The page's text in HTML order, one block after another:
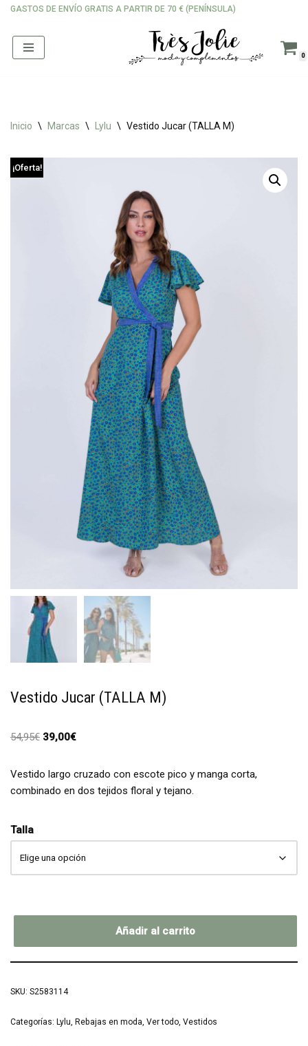
Saltar
GASTOS DE ENVÍO GRATIS A PARTIR DE 70 € (PENÍNSULA)
0
Inicio \ Marcas \ Lylu \ Vestido Jucar (TALLA M)
¡Oferta!
Vestido Jucar (TALLA M)
54,95€ 39,00€
Vestido largo cruzado con escote pico y manga corta,
combinado en dos tejidos floral y tejano.
Talla
Añadir al carrito
SKU: S2583114
Categorías: Lylu, Rebajas en moda, Ver todo, Vestidos